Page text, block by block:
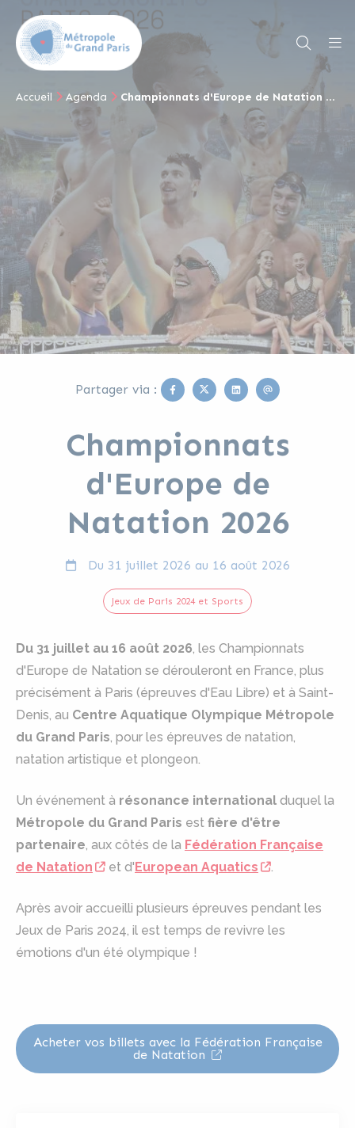
Accueil Agenda Championnats d'Europe de Natation 2026
Partager via : Facebook
TwitterLinkedinEmail
Championnats
d'Europe de
Natation 2026
Du 31 juillet 2026 au 16 août 2026
Jeux de Paris 2024 et Sports
Du 31 juillet au 16 août 2026, les Championnats
d'Europe de Natation se dérouleront en France, plus
précisément à Paris (épreuves d'Eau Libre) et à Saint-
Denis, au Centre Aquatique Olympique Métropole
du Grand Paris, pour les épreuves de natation,
natation artistique et plongeon.
Un événement à résonance international duquel la
Métropole du Grand Paris est fière d'être
partenaire, aux côtés de la Fédération Française
de Natation
et d'European Aquatics .
Après avoir accueilli plusieurs épreuves pendant les
Jeux de Paris 2024, il est temps de revivre les
émotions d'un été olympique !
Acheter vos billets avec la Fédération Française
de Natation